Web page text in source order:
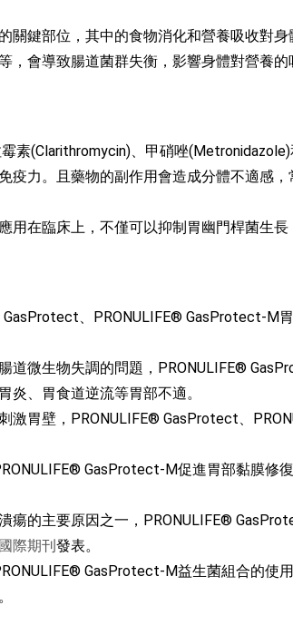
關鍵部位，其中的食物消化和營養吸收對
會導致腸道菌群失衡，影響身體對營養的
素(Clarithromycin)、甲硝唑
疫力。且藥物的副作用會造成分體不適感
在臨床上，不僅可以抑制胃幽門桿菌生長
、PRONULIFE® GasProtect-M
道微生物失調的問題，PRONULIFE®
炎、胃食道逆流等胃部不適。
激胃壁，PRONULIFE® GasProtect、
GasProtect-M促進胃部黏膜修
瘍的主要原因之一，PRONULIFE®
國際期刊發表。
GasProtect-M益生菌組合的使